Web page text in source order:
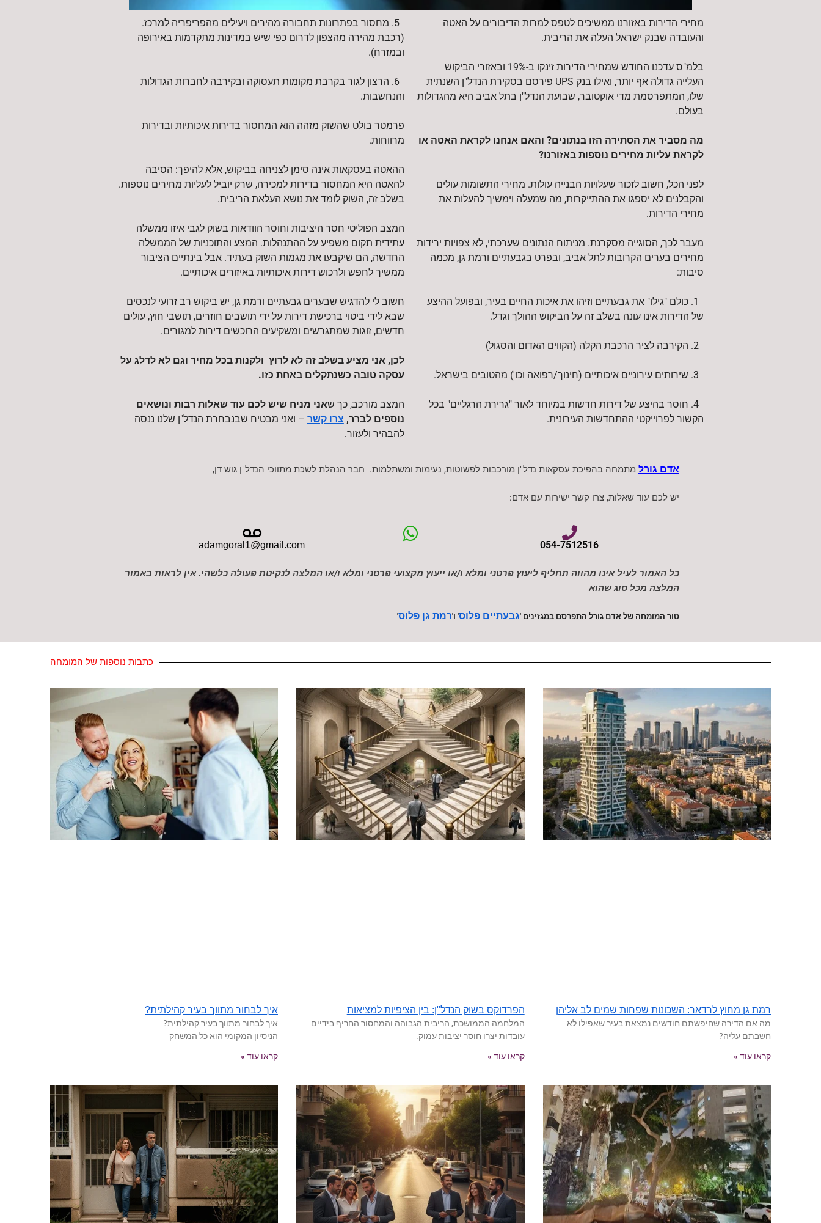
מחירי הדירות באזורנו ממשיכים לטפס למרות הדיבורים על האטה
והעובדה שבנק ישראל העלה את הריבית.
בלמ"ס עדכנו החודש שמחירי הדירות זינקו ב-19% ובאזורי הביקוש
העלייה גדולה אף יותר, ואילו בנק UPS פירסם בסקירת הנדל"ן השנתית
שלו, המתפרסמת מדי אוקטובר, שבועת הנדל"ן בתל אביב היא מהגדולות
בעולם.
מה מסביר את הסתירה הזו בנתונים? והאם אנחנו לקראת האטה או
לקראת עליות מחירים נוספות באזורנו?
לפני הכל, חשוב לזכור שעלויות הבנייה עולות. מחירי התשומות עולים
והקבלנים לא יספגו את ההתייקרות, מה שמעלה וימשיך להעלות את
מחירי הדירות.
מעבר לכך, הסוגייה מסקרנת. מניתוח הנתונים שערכתי, לא צפויות ירידות
מחירים בערים הקרובות לתל אביב, ובפרט בגבעתיים ורמת גן, מכמה
סיבות:
1. כולם "גילו" את גבעתיים וזיהו את איכות החיים בעיר, ובפועל ההיצע
של הדירות אינו עונה בשלב זה על הביקוש ההולך וגדל.
4. חוסר בהיצע של דירות חדשות במיוחד לאור "גרירת הרגליים" בכל
הקשור לפרוייקטי ההתחדשות העירונית.
5. מחסור בפתרונות תחבורה מהירים ויעילים מהפריפריה למרכז.
(רכבת מהירה מהצפון לדרום כפי שיש במדינות מתקדמות באירופה
ובמזרח).
6. הרצון לגור בקרבת מקומות תעסוקה ובקירבה לחברות הגדולות
והנחשבות.
פרמטר בולט שהשוק מזהה הוא המחסור בדירות איכותיות ובדירות
מרווחות.
ההאטה בעסקאות אינה סימן לצניחה בביקוש, אלא להיפך: הסיבה
להאטה היא המחסור בדירות למכירה, שרק יוביל לעליות מחירים נוספות.
בשלב זה, השוק לומד את נושא העלאת הריבית.
המצב הפוליטי חסר היציבות וחוסר הוודאות בשוק לגבי איזו ממשלה
עתידית תקום משפיע על ההתנהלות. המצע והתוכניות של הממשלה
החדשה, הם שיקבעו את מגמות השוק בעתיד. אבל בינתיים הציבור
ממשיך לחפש ולרכוש דירות איכותיות באיזורים איכותיים.
חשוב לי להדגיש שבערים גבעתיים ורמת גן, יש ביקוש רב זרועי לנכסים
שבא לידי ביטוי ברכישת דירות על ידי תושבים חוזרים, תושבי חוץ, עולים
חדשים, זוגות שמתגרשים ומשקיעים הרוכשים דירות למגורים.
לכן, אני מציע בשלב זה לא לרוץ ולקנות בכל מחיר וגם לא לדלג על
עסקה טובה כשנתקלים באחת כזו.
המצב מורכב, כך שאני מניח שיש לכם עוד שאלות רבות ונושאים
נוספים לברר, צרו קשר – ואני מבטיח שבנבחרת הנדל"ן שלנו ננסה
להבהיר ולעזור.
אדם גורל מתמחה בהפיכת עסקאות נדל"ן מורכבות לפשוטות, נעימות ומשתלמות. חבר הנהלת לשכת מתווכי הנדל"ן גוש דן,
יש לכם עוד שאלות, צרו קשר ישירות עם אדם:
054-7512516
adamgoral1@gmail.com
כל האמור לעיל אינו מהווה תחליף ליעוץ פרטני ומלא ו/או ייעוץ מקצועי פרטני ומלא ו/או המלצה לנקיטת פעולה כלשהי. אין לראות באמור
המלצה מכל סוג שהוא
טור המומחה של אדם גורל התפרסם במגזינים 'גבעתיים פלוס' ו'רמת גן פלוס'
כתבות נוספות של המומחה
רמת גן מחוץ לרדאר: השכונות שפחות שמים לב אליהן
מה אם הדירה שחיפשתם חודשים נמצאת בעיר שאפילו לא
חשבתם עליה?
קראו עוד »
הפרדוקס בשוק הנדל"ן: בין הציפיות למציאות
המלחמה הממושכת, הריבית הגבוהה והמחסור החריף בידיים
עובדות יצרו חוסר יציבות עמוק.
קראו עוד »
איך לבחור מתווך בעיר קהילתית?
איך לבחור מתווך בעיר קהילתית?
הניסיון המקומי הוא כל המשחק
קראו עוד »